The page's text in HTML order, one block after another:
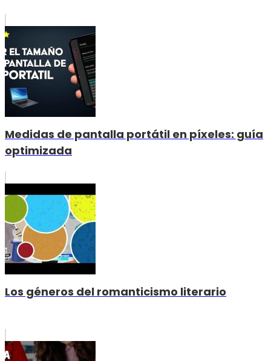
Medidas de pantalla portátil en píxeles: guía
optimizada
Los géneros del romanticismo literario